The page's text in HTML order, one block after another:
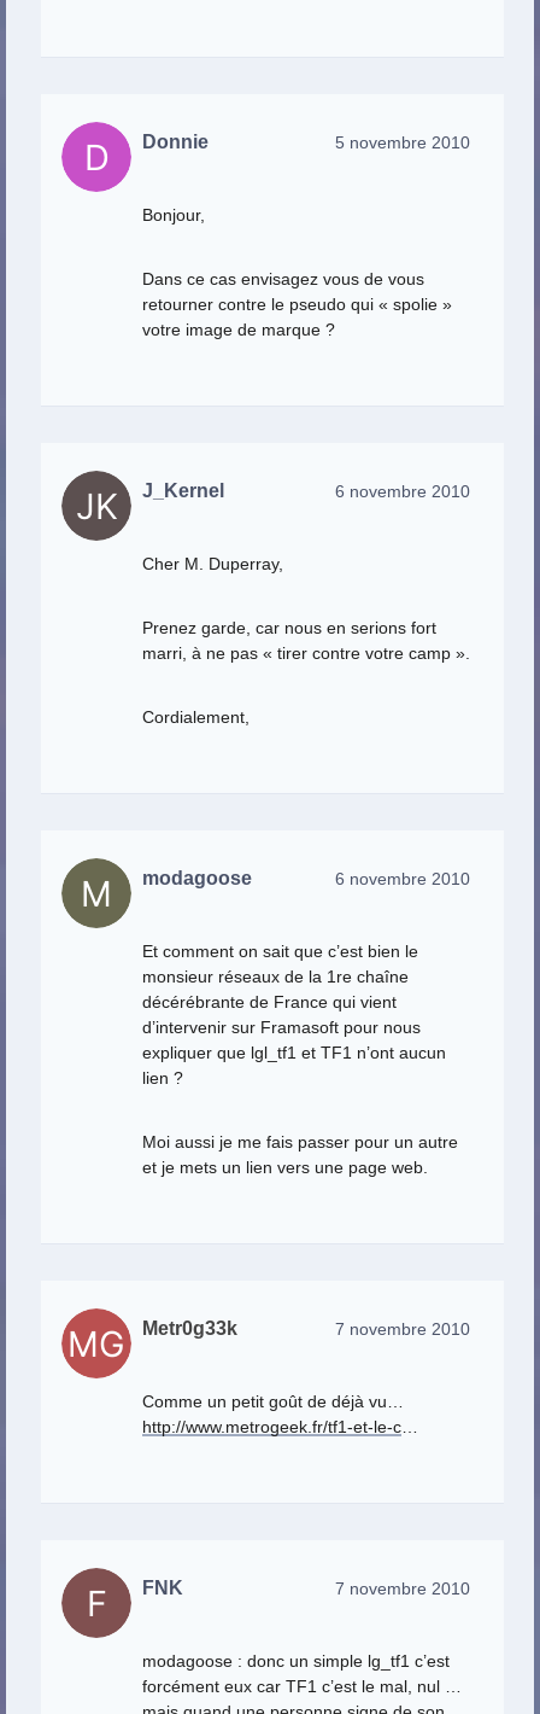
Donnie 5 novembre 2010
Bonjour,
Dans ce cas envisagez vous de vous
retourner contre le pseudo qui « spolie »
votre image de marque ?
J_Kernel 6 novembre 2010
Cher M. Duperray,
Prenez garde, car nous en serions fort
marri, à ne pas « tirer contre votre camp ».
Cordialement,
modagoose 6 novembre 2010
Et comment on sait que c’est bien le
monsieur réseaux de la 1re chaîne
décérébrante de France qui vient
d’intervenir sur Framasoft pour nous
expliquer que lgl_tf1 et TF1 n’ont aucun
lien ?
Moi aussi je me fais passer pour un autre
et je mets un lien vers une page web.
Metr0g33k 7 novembre 2010
Comme un petit goût de déjà vu…
http://www.metrogeek.fr/tf1-et-le-c
FNK 7 novembre 2010
modagoose : donc un simple lg_tf1 c’est
forcément eux car TF1 c’est le mal, nul …